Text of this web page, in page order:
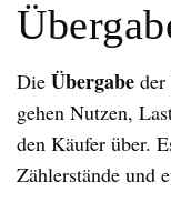
Die Übergabe
gehen Nutzen,
den Käufer über.
Zählerstände und